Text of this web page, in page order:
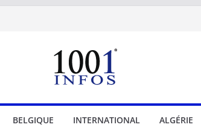
BELGIQUE INTERNATIONAL ALGÉRIE